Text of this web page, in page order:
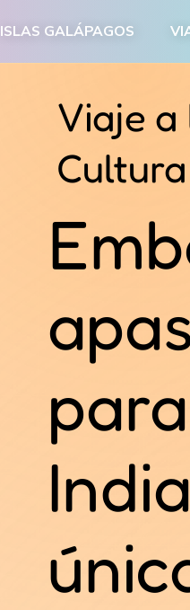
ISLAS GALÁPAGOS
Viaje a